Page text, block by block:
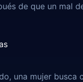
de que un mal
una mujer